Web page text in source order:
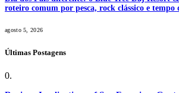
roteiro comum por pesca, rock clássico e tempo
agosto 5, 2026
Últimas Postagens